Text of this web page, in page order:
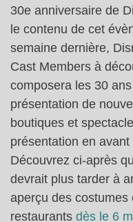
30e anniversaire de
le contenu de cet
semaine dernière,
Cast Members à
composera les 30
présentation de
boutiques et
présentation en
Découvrez ci-après
devrait plus tarder à
aperçu des costumes
restaurants dès le 6